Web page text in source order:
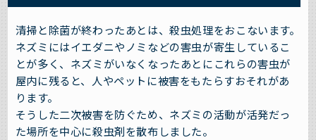
清掃と除菌が終わったあとは、殺虫処理をおこないます。
ネズミにはイエダニやノミなどの害虫が寄生しているこ
とが多く、ネズミがいなくなったあとにこれらの害虫が
屋内に残ると、人やペットに被害をもたらすおそれがあ
ります。
そうした二次被害を防ぐため、ネズミの活動が活発だっ
た場所を中心に殺虫剤を散布しました。